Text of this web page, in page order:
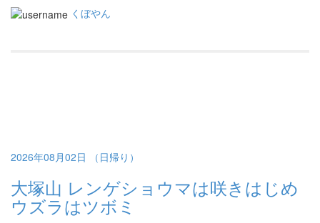
くぼやん
2026年08月02日 （日帰り）
大塚山 レンゲショウマは咲きはじめ
ウズラはツボミ